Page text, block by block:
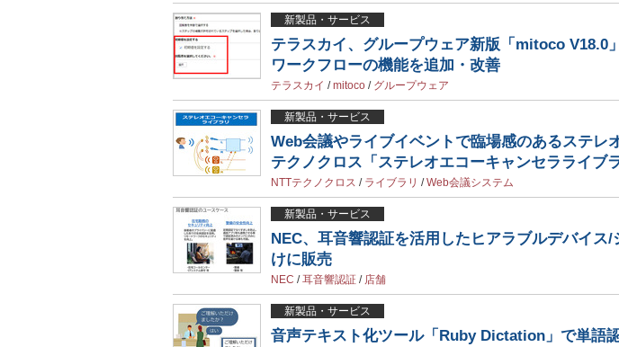
新製品・サービス
テラスカイ、グループウェア新版「mitoco V18.0
ワークフローの機能を追加・改善
テラスカイ /mitoco / グループウェア
新製品・サービス
Web会議やライブイベントで臨場感のあるステレ
テクノクロス「ステレオエコーキャンセラライブラ
NTTテクノクロス / ライブラリ /Web会議システム
新製品・サービス
NEC、耳音響認証を活用したヒアラブルデバイス/
けに販売
NEC /耳音響認証 / 店舗
新製品・サービス
音声テキスト化ツール「Ruby Dictation」で単語